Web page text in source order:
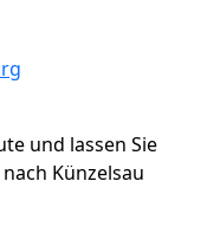
und lassen Sie
Künzelsau